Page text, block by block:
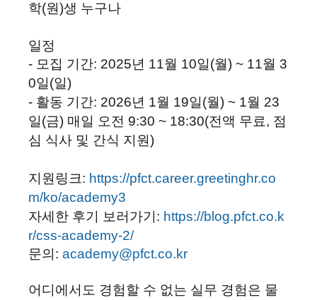
학(원)생 누구나
일정
- 모집 기간: 2025년 11월 10일(월) ~ 11월 3
0일(일)
- 활동 기간: 2026년 1월 19일(월) ~ 1월 23
일(금) 매일 오전 9:30 ~ 18:30(전액 무료, 점
심 식사 및 간식 지원)
지원링크: https://pfct.career.greetinghr.co
m/ko/academy3
자세한 후기 보러가기: https://blog.pfct.co.k
r/css-academy-2/
문의: academy@pfct.co.kr
어디에서도 경험할 수 없는 실무 경험은 물